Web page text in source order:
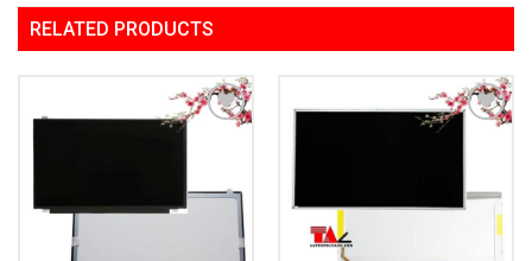
RELATED PRODUCTS